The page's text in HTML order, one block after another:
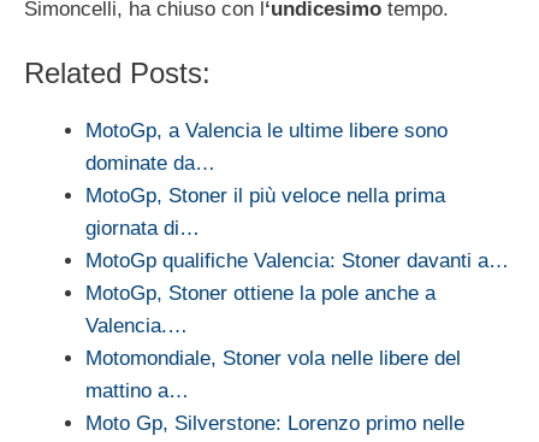
Simoncelli, ha chiuso con l‘undicesimo tempo.
Related Posts:
MotoGp, a Valencia le ultime libere sono
dominate da…
MotoGp, Stoner il più veloce nella prima
giornata di…
MotoGp qualifiche Valencia: Stoner davanti a…
MotoGp, Stoner ottiene la pole anche a
Valencia.…
Motomondiale, Stoner vola nelle libere del
mattino a…
Moto Gp, Silverstone: Lorenzo primo nelle